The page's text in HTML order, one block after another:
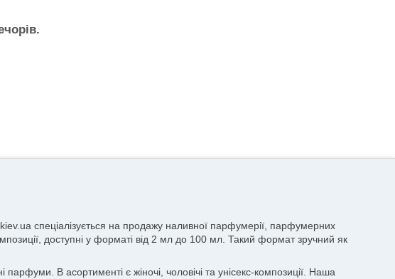
спеціалізується на продажу наливної парфумерії, парфумерних
доступні у форматі від 2 мл до 100 мл. Такий формат зручний як
В асортименті є жіночі, чоловічі та унісекс-композиції. Наша